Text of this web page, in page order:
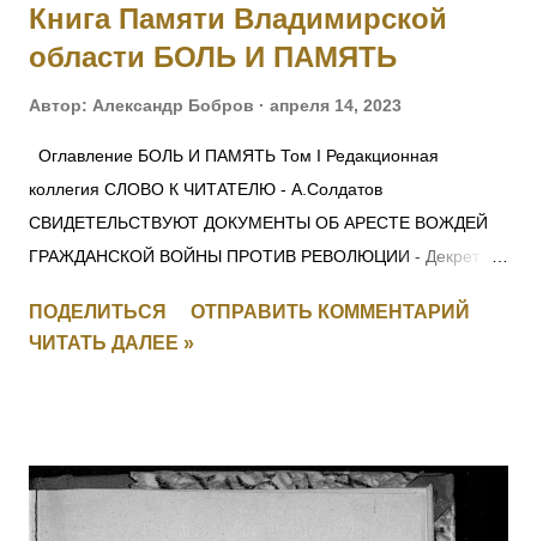
Книга Памяти Владимирской
области БОЛЬ И ПАМЯТЬ
Автор: Александр Бобров апреля 14, 2023
Оглавление БОЛЬ И ПАМЯТЬ Том I Редакционная
коллегия СЛОВО К ЧИТАТЕЛЮ - А.Солдатов
СВИДЕТЕЛЬСТВУЮТ ДОКУМЕНТЫ ОБ АРЕСТЕ ВОЖДЕЙ
ГРАЖДАНСКОЙ ВОЙНЫ ПРОТИВ РЕВОЛЮЦИИ - Декрет
Постановление СНК 5 сентября 1918 г. ЛЕНИН —
МОЛОТОВУ: для членов Политбюро ОБ ОСОБОМ
ИЛИ СОВЕРШЕНИИ ТЕРРОРИСТИЧЕСКИХ АКТОВ -
Постановление Президиума ЦИК СССР 1 декабря 1934 г. О
ПОДЕЛИТЬСЯ
ОТПРАВИТЬ КОММЕНТАРИЙ
ЧИТАТЬ ДАЛЕЕ »